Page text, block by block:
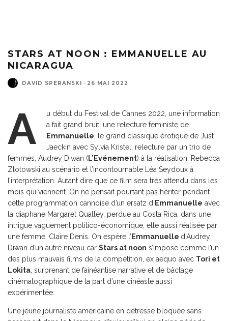
STARS AT NOON : EMMANUELLE AU
NICARAGUA
DAVID SPERANSKI · 26 MAI 2022
A
u début du Festival de Cannes 2022, une information
a fait grand bruit, une relecture féministe de
Emmanuelle, le grand classique érotique de Just
Jaeckin avec Sylvia Kristel, relecture par un trio de
femmes, Audrey Diwan (L’Evénement) à la réalisation, Rebecca
Zlotowski au scénario et l’incontournable Léa Seydoux à
l’interprétation. Autant dire que ce film sera très attendu dans les
mois qui viennent. On ne pensait pourtant pas hériter pendant
cette programmation cannoise d’un ersatz d’ Emmanuelle avec
la diaphane Margaret Qualley, perdue au Costa Rica, dans une
intrigue vaguement politico-économique, elle aussi réalisée par
une femme, Claire Denis. On espère l’ Emmanuelle d’Audrey
Diwan d’un autre niveau car Stars at noon s’impose comme l’un
des plus mauvais films de la compétition, ex aequo avec Tori et
Lokita, surprenant de fainéantise narrative et de bâclage
cinématographique de la part d’une cinéaste aussi
expérimentée.
Une jeune journaliste américaine en détresse bloquée sans